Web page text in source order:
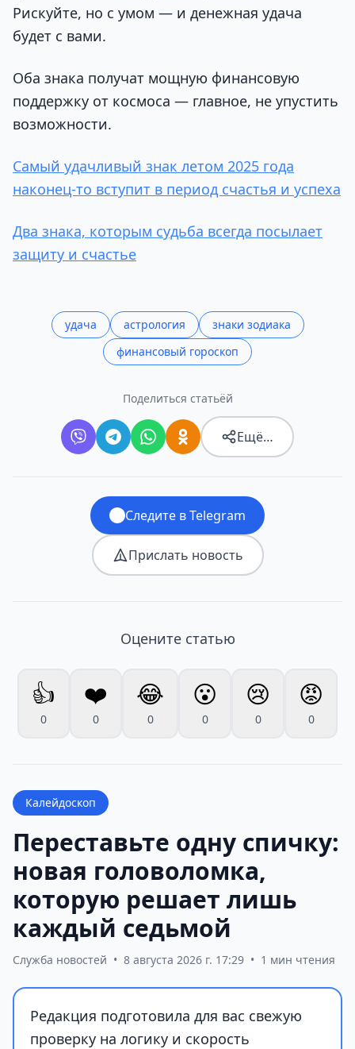
Рискуйте, но с умом — и денежная удача
будет с вами.
Оба знака получат мощную финансовую
поддержку от космоса — главное, не упустить
возможности.
Самый удачливый знак летом 2025 года
наконец-то вступит в период счастья и успеха
Два знака, которым судьба всегда посылает
защиту и счастье
удача астрология
знаки зодиака
финансовый гороскоп
Поделиться статьёй
Ещё…
Следите в Telegram
Прислать новость
Оцените статью
👍
0
❤️
0
😂
0
😮
0
😢
0
😡
0
Калейдоскоп
Переставьте одну спичку:
новая головоломка,
которую решает лишь
каждый седьмой
Служба новостей • 8 августа 2026 г. 17:29 • 1 мин чтения
Редакция подготовила для вас свежую
проверку на логику и скорость